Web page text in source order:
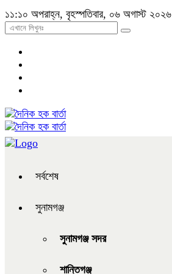
১১:১০ অপরাহ্ন, বৃহস্পতিবার, ০৬ অগাস্ট ২০২৬
সর্বশেষ
সুনামগঞ্জ
সুনামগঞ্জ সদর
শান্তিগঞ্জ